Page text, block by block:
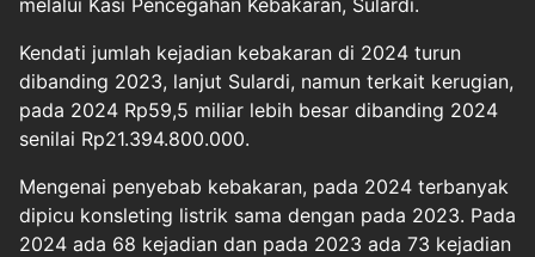
Kendati jumlah kejadian kebakaran di 2024 turun
dibanding 2023, lanjut Sulardi, namun terkait kerugian,
pada 2024 Rp59,5 miliar lebih besar dibanding 2024
senilai Rp21.394.800.000.
Mengenai penyebab kebakaran, pada 2024 terbanyak
dipicu konsleting listrik sama dengan pada 2023. Pada
2024 ada 68 kejadian dan pada 2023 ada 73 kejadian